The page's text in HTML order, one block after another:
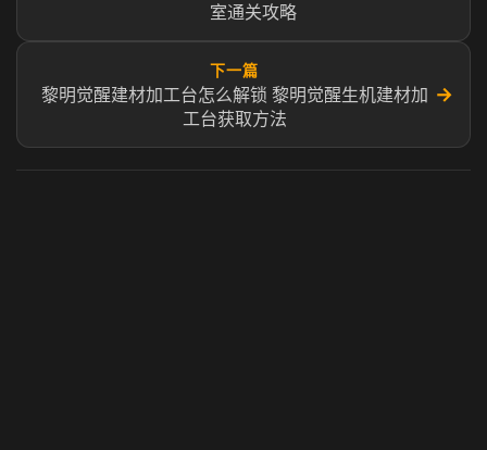
室通关攻略
下一篇
黎明觉醒建材加工台怎么解锁 黎明觉醒生机建材加
工台获取方法
→